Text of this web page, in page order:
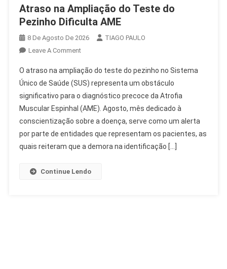
Atraso na Ampliação do Teste do
Pezinho Dificulta AME
8 De Agosto De 2026
TIAGO PAULO
Leave A CommentOn
Na
Ampliação
Do
Teste
Do
Pezinho
Dificulta
O atraso na ampliação do teste do pezinho no Sistema
Único de Saúde (SUS) representa um obstáculo
significativo para o diagnóstico precoce da Atrofia
Muscular Espinhal (AME). Agosto, mês dedicado à
conscientização sobre a doença, serve como um alerta
por parte de entidades que representam os pacientes, as
quais reiteram que a demora na identificação […]
Continue Lendo